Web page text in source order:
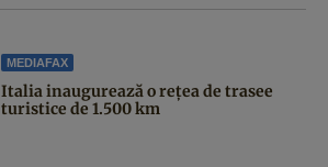
MEDIAFAX
Italia inaugurează o rețea de trasee
turistice de 1.500 km